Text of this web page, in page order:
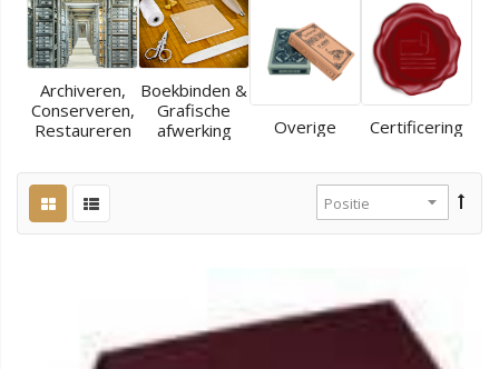
Archiveren,
Conserveren,
Restaureren
Boekbinden &
Grafische
afwerking
Overige Certificering